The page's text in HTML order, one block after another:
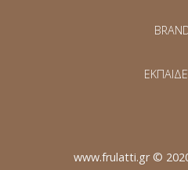
www.frulatti.gr ©